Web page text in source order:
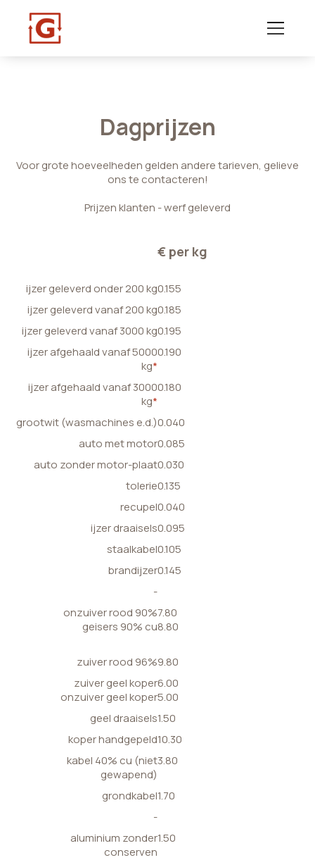
Dagprijzen
Voor grote hoeveelheden gelden andere tarieven, gelieve
ons te contacteren!
Prijzen klanten - werf geleverd
€ per kg
ijzer geleverd onder 200 kg0.155
ijzer geleverd vanaf 200 kg0.185
ijzer geleverd vanaf 3000 kg0.195
ijzer afgehaald vanaf 5000
kg*
0.190
ijzer afgehaald vanaf 3000
kg*
0.180
grootwit (wasmachines e.d.)0.040
auto met motor0.085
auto zonder motor-plaat0.030
tolerie0.135
recupel0.040
ijzer draaisels0.095
staalkabel0.105
brandijzer0.145
-
onzuiver rood 90%
geisers 90% cu
7.80
8.80
zuiver rood 96%9.80
zuiver geel koper
onzuiver geel koper
6.00
5.00
geel draaisels1.50
koper handgepeld10.30
kabel 40% cu (niet
gewapend)
3.80
grondkabel1.70
-
aluminium zonder
conserven
1.50